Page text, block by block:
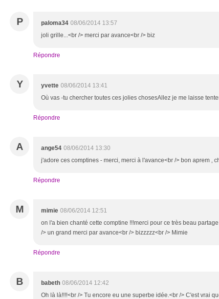
P paloma34 08/06/2014 13:57
joli grille...<br /> merci par avance<br /> biz
Répondre
Y yvette 08/06/2014 13:41
Où vas -tu chercher toutes ces jolies chosesAllez je me laisse
Répondre
A ange54 08/06/2014 13:30
j'adore ces comptines - merci, merci à l'avance<br /> bon aprem ,
Répondre
M mimie 08/06/2014 12:51
on l'a bien chanté cette comptine !!!merci pour ce très beau
/> un grand merci par avance<br /> bizzzzz<br /> Mimie
Répondre
B babeth 08/06/2014 12:42
Oh là là!!!!<br /> Tu encore eu une superbe idée.<br /> C'est vrai